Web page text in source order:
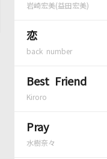
岩崎宏美(益田宏美)
恋
back number
Best Friend
Kiroro
Pray
水樹奈々